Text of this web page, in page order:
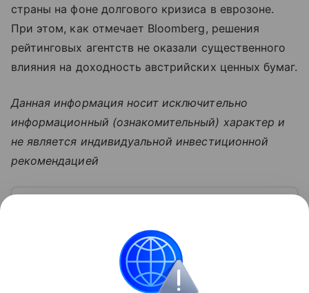
страны на фоне долгового кризиса в еврозоне.
При этом, как отмечает Bloomberg, решения
рейтинговых агентств не оказали существенного
влияния на доходность австрийских ценных бумаг.
Данная информация носит исключительно
информационный (ознакомительный) характер и
не является индивидуальной инвестиционной
рекомендацией
Выпуск ценных бумаг помогает привлекать капитал.
Расскажем о крупнейших эмитентах и рисках при